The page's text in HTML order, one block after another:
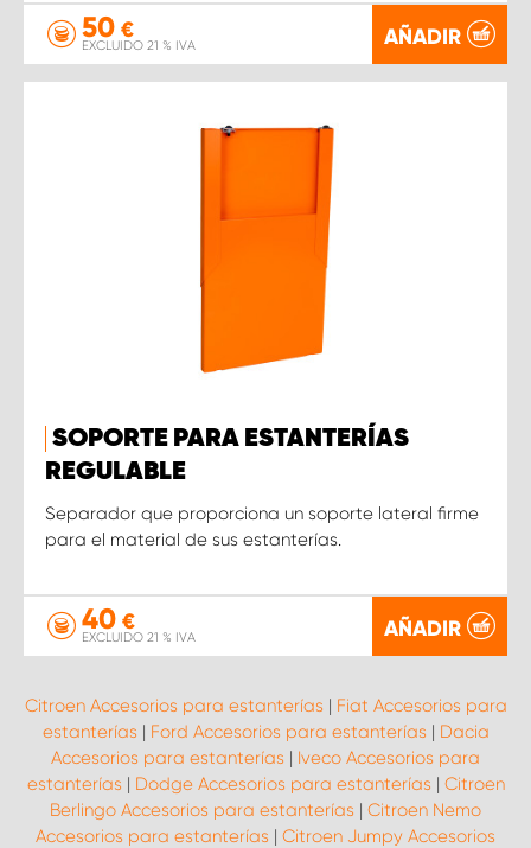
50 €
EXCLUIDO 21 % IVA AÑADIR
SOPORTE PARA ESTANTERÍAS
REGULABLE
Separador que proporciona un soporte lateral firme
para el material de sus estanterías.
40 €
EXCLUIDO 21 % IVA AÑADIR
Citroen Accesorios para estanterías | Fiat Accesorios para
estanterías | Ford Accesorios para estanterías | Dacia
Accesorios para estanterías | Iveco Accesorios para
estanterías | Dodge Accesorios para estanterías | Citroen
Berlingo Accesorios para estanterías | Citroen Nemo
Accesorios para estanterías | Citroen Jumpy Accesorios